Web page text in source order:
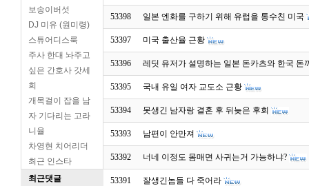
보송이버섯
DJ 미유 (원미령)
스튜어디스룩
주사 한대 놔주고
싶은 간호사 갓세
희
개목걸이 잡을 남
자 기다리는 고라
니율
차영현 치어리더
최근 인스타
최근댓글
53398 일본 엔화를 구하기 위해 유럽을 통수친 미국
53397 미국 출산율 근황
53396 레딧 유저가 설명하는 일본 돈카츠와 한국 돈
53395 국내 유일 여자 교도소 근황
53394 못생긴 남자랑 결혼 후 뒤늦은 후회
53393 남편이 안만져
53392 너네 이정도 몸매면 사귀는거 가능하냐?
53391 잘생긴놈들 다 죽어라